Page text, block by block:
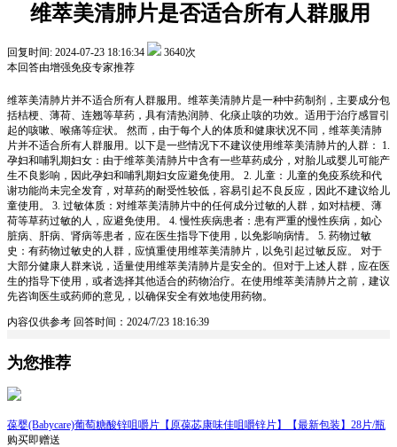
维萃美清肺片是否适合所有人群服用
回复时间: 2024-07-23 18:16:34
3640次
本回答由增强免疫专家推荐
维萃美清肺片并不适合所有人群服用。维萃美清肺片是一种中药制剂，主要成分包
括桔梗、薄荷、连翘等草药，具有清热润肺、化痰止咳的功效。适用于治疗感冒引
起的咳嗽、喉痛等症状。 然而，由于每个人的体质和健康状况不同，维萃美清肺
片并不适合所有人群服用。以下是一些情况下不建议使用维萃美清肺片的人群： 1.
孕妇和哺乳期妇女：由于维萃美清肺片中含有一些草药成分，对胎儿或婴儿可能产
生不良影响，因此孕妇和哺乳期妇女应避免使用。 2. 儿童：儿童的免疫系统和代
谢功能尚未完全发育，对草药的耐受性较低，容易引起不良反应，因此不建议给儿
童使用。 3. 过敏体质：对维萃美清肺片中的任何成分过敏的人群，如对桔梗、薄
荷等草药过敏的人，应避免使用。 4. 慢性疾病患者：患有严重的慢性疾病，如心
脏病、肝病、肾病等患者，应在医生指导下使用，以免影响病情。 5. 药物过敏
史：有药物过敏史的人群，应慎重使用维萃美清肺片，以免引起过敏反应。 对于
大部分健康人群来说，适量使用维萃美清肺片是安全的。但对于上述人群，应在医
生的指导下使用，或者选择其他适合的药物治疗。在使用维萃美清肺片之前，建议
先咨询医生或药师的意见，以确保安全有效地使用药物。
内容仅供参考 回答时间：2024/7/23 18:16:39
为您推荐
葆婴(Babycare)葡萄糖酸锌咀嚼片【原葆苾康味佳咀嚼锌片】【最新包装】28片/瓶
购买即赠送